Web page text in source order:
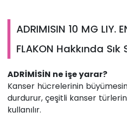
ADRIMISIN 10 MG LIY.
FLAKON Hakkında
ADRİMİSİN ne işe yarar?
Kanser hücrelerinin
durdurur, çeşitli kanser
kullanılır.